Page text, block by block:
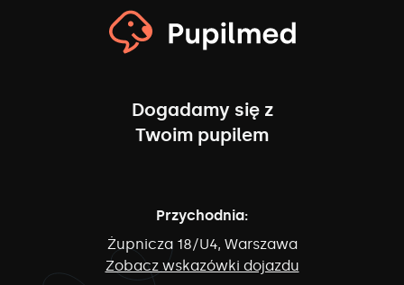
Dogadamy się z
Twoim pupilem
Przychodnia:
Żupnicza 18/U4, Warszawa
Zobacz wskazówki dojazdu